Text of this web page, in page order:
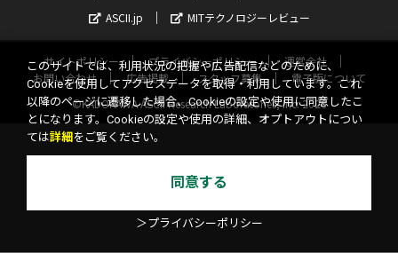
ASCII.jp
MITテクノロジーレビュー
サイトポリシー プライバシーポリシー
運営会社
お問い合わせ
広告掲載 スタッフ募集
電子版について
©KADOKAWA ASCII Research Laboratories, Inc. 2026
このサイトでは、利用状況の把握や広告配信などのために、
Cookieを使用してアクセスデータを取得・利用しています。これ
以降のページに遷移した場合、Cookieの設定や使用に同意したこ
とになります。Cookieの設定や使用の詳細、オプトアウトについ
ては詳細 をご覧ください。
同意する
＞プライバシーポリシー